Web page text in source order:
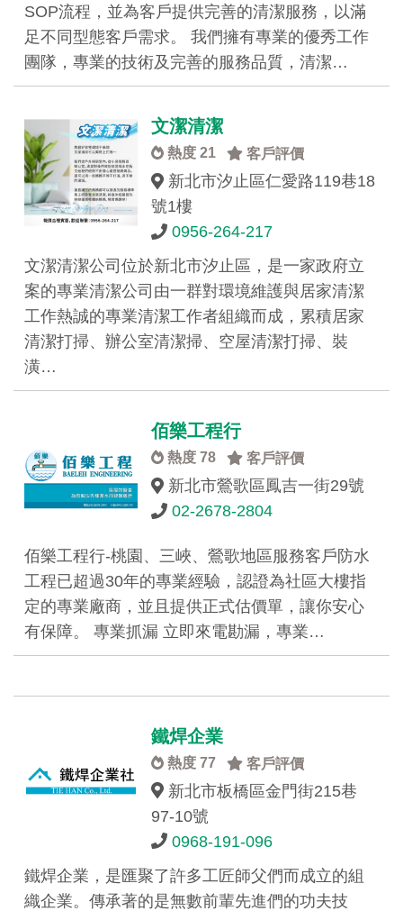
SOP流程，並為客戶提供完善的清潔服務，以滿
足不同型態客戶需求。 我們擁有專業的優秀工作
團隊，專業的技術及完善的服務品質，清潔…
文潔清潔
熱度 21 客戶評價
新北市汐止區仁愛路119巷18
號1樓
0956-264-217
文潔清潔公司位於新北市汐止區，是一家政府立
案的專業清潔公司由一群對環境維護與居家清潔
工作熱誠的專業清潔工作者組織而成，累積居家
清潔打掃、辦公室清潔掃、空屋清潔打掃、裝
潢…
佰樂工程行
熱度 78 客戶評價
新北市鶯歌區鳳吉一街29號
02-2678-2804
佰樂工程行-桃園、三峽、鶯歌地區服務客戶防水
工程已超過30年的專業經驗，認證為社區大樓指
定的專業廠商，並且提供正式估價單，讓你安心
有保障。 專業抓漏 立即來電勘漏，專業…
鐵焊企業
熱度 77 客戶評價
新北市板橋區金門街215巷
97-10號
0968-191-096
鐵焊企業，是匯聚了許多工匠師父們而成立的組
織企業。傳承著的是無數前輩先進們的功夫技